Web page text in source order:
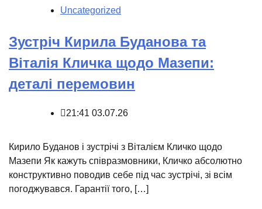
Uncategorized
Зустріч Кирила Буданова та
Віталія Кличка щодо Мазепи:
деталі перемовин
21:41 03.07.26
Кирило Буданов і зустрічі з Віталієм Кличко щодо
Мазепи Як кажуть співразмовники, Кличко абсолютно
конструктивно поводив себе під час зустрічі, зі всім
погоджувався. Гарантії того, […]